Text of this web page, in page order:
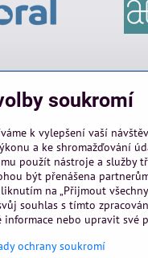
blog
soukromí
k vylepšení vaší
a ke shromažďování
použít nástroje a služby
být přenášena
na „Přijmout
souhlas s tímto
nebo upravit své
ochrany soukromí